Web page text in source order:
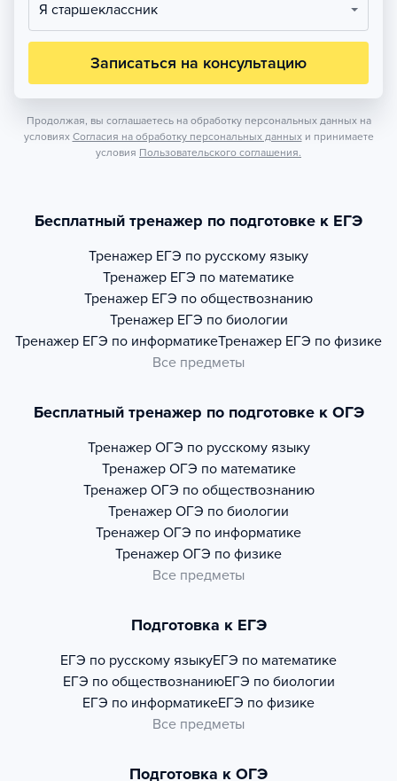
Я старшеклассник
Записаться на консультацию
Продолжая, вы соглашаетесь на обработку персональных данных на
условиях Согласия на обработку персональных данных и принимаете
условия Пользовательского соглашения.
Бесплатный тренажер по подготовке к ЕГЭ
Тренажер ЕГЭ по русскому языку
Тренажер ЕГЭ по математике
Тренажер ЕГЭ по обществознанию
Тренажер ЕГЭ по биологии
Тренажер ЕГЭ по информатикеТренажер ЕГЭ по физике
Все предметы
Бесплатный тренажер по подготовке к ОГЭ
Тренажер ОГЭ по русскому языку
Тренажер ОГЭ по математике
Тренажер ОГЭ по обществознанию
Тренажер ОГЭ по биологии
Тренажер ОГЭ по информатике
Тренажер ОГЭ по физике
Все предметы
Подготовка к ЕГЭ
ЕГЭ по русскому языкуЕГЭ по математике
ЕГЭ по обществознаниюЕГЭ по биологии
ЕГЭ по информатикеЕГЭ по физике
Все предметы
Подготовка к ОГЭ